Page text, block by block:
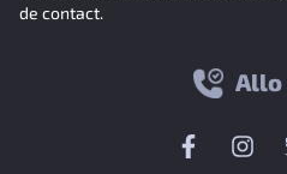
de contact.
Allo